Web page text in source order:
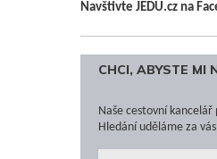
Navštivte JEDU.cz na
CHCI, ABYSTE MI
Naše cestovní
Hledání uděláme za